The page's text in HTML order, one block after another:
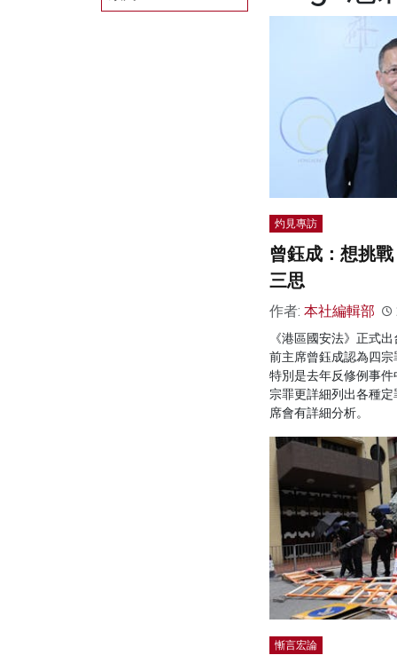
灼見專訪
曾鈺成：想挑
三思
作者: 本社編輯部
《港區國安法》正式
前主席曾鈺成認為四
特別是去年反修例事
宗罪更詳細列出各種
席會有詳細分析。
慚言宏論